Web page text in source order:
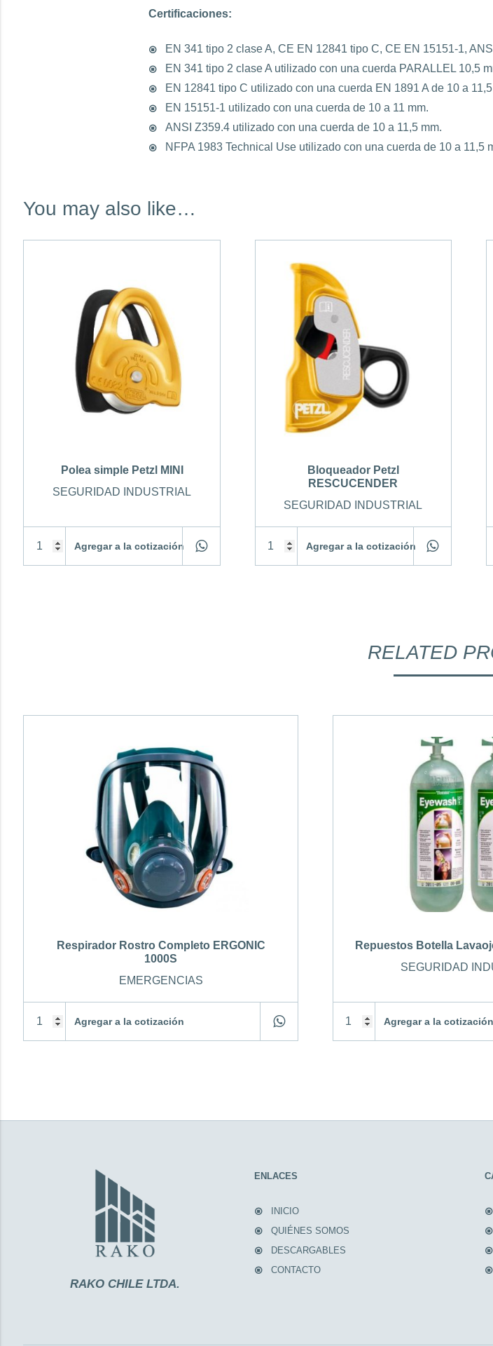
Certificaciones:
EN 341 tipo 2 clase A, CE EN 12841 tipo C, CE EN 15151-1,
EN 341 tipo 2 clase A utilizado con una cuerda PARALLEL 10,5
EN 12841 tipo C utilizado con una cuerda EN 1891 A de 10 a
EN 15151-1 utilizado con una cuerda de 10 a 11 mm.
ANSI Z359.4 utilizado con una cuerda de 10 a 11,5 mm.
NFPA 1983 Technical Use utilizado con una cuerda de 10 a 11,5
You may also like…
Polea simple Petzl MINI
SEGURIDAD INDUSTRIAL
Agregar a la cotización
Bloqueador Petzl
RESCUCENDER
SEGURIDAD INDUSTRIAL
Agregar a la cotización
RELATED
Respirador Rostro Completo ERGONIC
1000S
EMERGENCIAS
Agregar a la cotización
Repuestos Botella
SEGURIDAD
Agregar a la cotización
RAKO CHILE LTDA.
ENLACES
INICIO
QUIÉNES SOMOS
DESCARGABLES
CONTACTO